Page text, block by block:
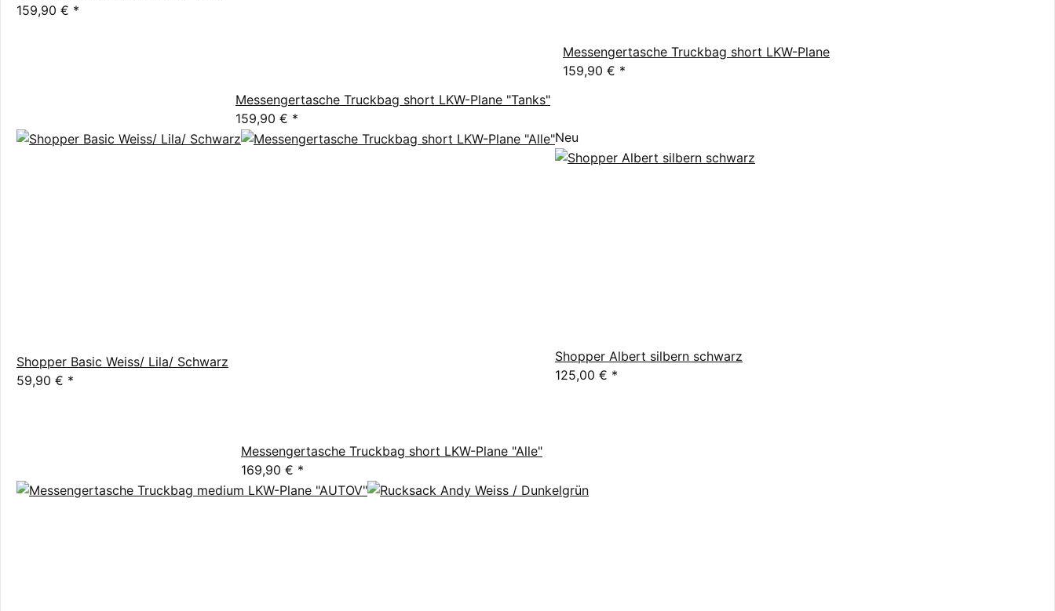
159,90 € *
Messengertasche Truckbag short LKW-Plane "Tanks"
159,90 € *
Messengertasche Truckbag short LKW-Plane
159,90 € *
Shopper Basic Weiss/ Lila/ Schwarz
59,90 € *
Messengertasche Truckbag short LKW-Plane "Alle"
169,90 € *
Neu
Shopper Albert silbern schwarz
125,00 € *